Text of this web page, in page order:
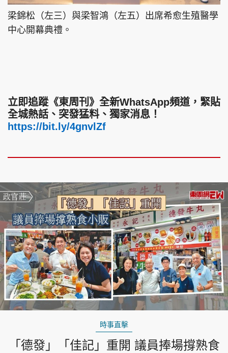
梁錦松（左三）與梁智鴻（左五）出席希愈生殖醫學
中心開幕典禮。
立即追蹤《東周刊》全新WhatsApp頻道，緊貼
全城熱話、突發猛料、獨家消息！
https://bit.ly/4gnvlZf
時事直擊
「德發」「佳記」重開 議員捧場撐熟食